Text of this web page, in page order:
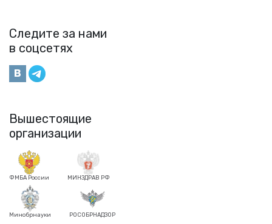
Следите за нами
в соцсетях
Вышестоящие
организации
ФМБА России МИНЗДРАВ РФ
Минобрнауки РОСОБРНАДЗОР